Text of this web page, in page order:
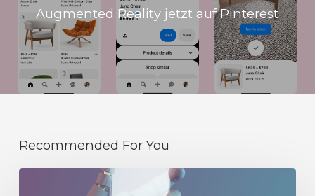
Augmented Reality jetzt auf Pinterest
Recommended For You